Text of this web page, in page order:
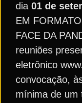
dia 01 de
EM
FACE DA
reuniões
eletrônico
convocação,
mínima de um